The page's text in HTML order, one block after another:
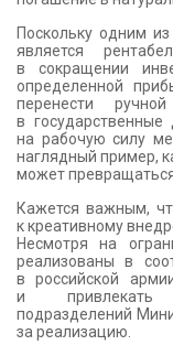
Поскольку одним
является
в сокращении
определенной
перенести
в государственные
на рабочую силу
наглядный пример,
может
Кажется важным,
к креативному
Несмотря на
реализованы в
в российской
и привлекать
подразделений
за реализацию.